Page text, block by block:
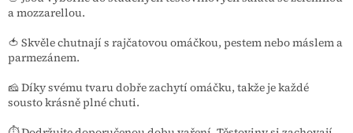
a mozzarellou.
🍅 Skvěle chutnají s rajčatovou omáčkou, pestem nebo máslem a
parmezánem.
🧀 Díky svému tvaru dobře zachytí omáčku, takže je každé
sousto krásně plné chuti.